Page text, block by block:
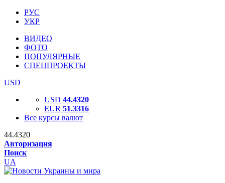
РУС
УКР
ВИДЕО
ФОТО
ПОПУЛЯРНЫЕ
СПЕЦПРОЕКТЫ
USD
USD 44.4320
EUR 51.3316
Все курсы валют
44.4320
Авторизация
Поиск
UA